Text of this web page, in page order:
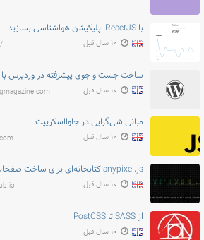
با ReactJS اپلیکیشن هواشناسی بسازید
۱۰ سال قبل
ساخت جست و جوی پیشرفته در وردپرس با WP_Query
۱۰ سال قبل
مبانی شی‌گرایی در جاوااسکریپت
۱۰ سال قبل
anypixel.js کتابخانه‌ای برای ساخت صفحات غیر معمول !
۱۰ سال قبل
از SASS تا PostCSS
۱۰ سال قبل